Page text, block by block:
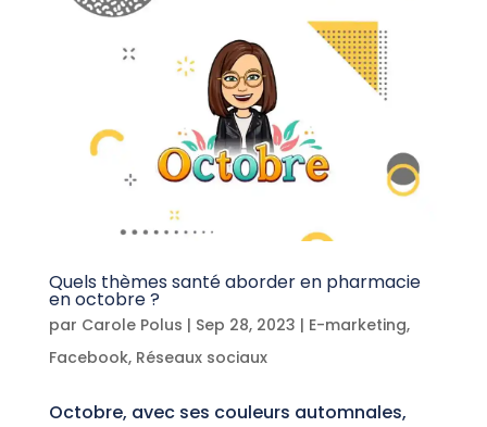
Quels thèmes santé aborder en pharmacie
en octobre ?
par Carole Polus | Sep 28, 2023 | E-marketing,
Facebook, Réseaux sociaux
Octobre, avec ses couleurs automnales,